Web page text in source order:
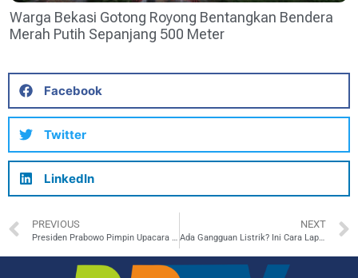
Warga Bekasi Gotong Royong Bentangkan Bendera
Merah Putih Sepanjang 500 Meter
Facebook
Twitter
LinkedIn
PREVIOUS
Presiden Prabowo Pimpin Upacara HUT TNI ke-80, PLN Jaga Listrik Tanpa Kedip di Monas
NEXT
Ada Gangguan Listrik? Ini Cara Lapor yang Cepat Lewat PLN Mobile